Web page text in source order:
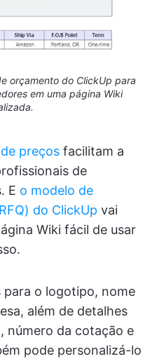
orçamento do ClickUp para
em uma página Wiki
preços facilitam a
de
E o modelo de
do ClickUp vai
Wiki fácil de usar
para o logotipo, nome
além de detalhes
número da cotação e
pode personalizá-lo